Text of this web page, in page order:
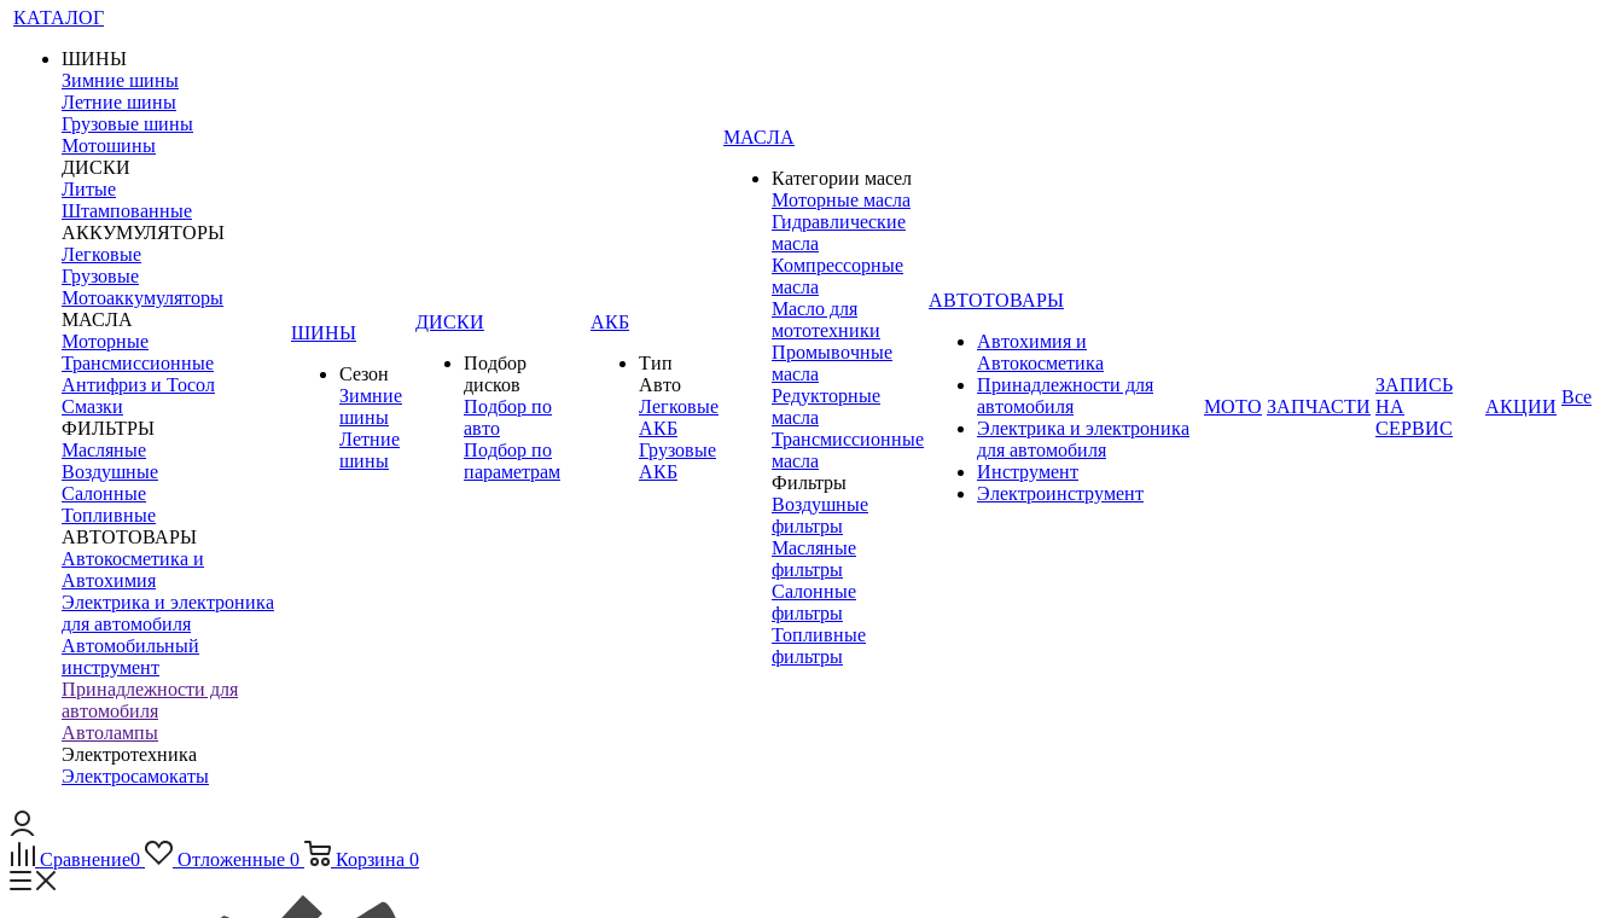
КАТАЛОГ
ШИНЫ
Зимние шины
Летние шины
Грузовые шины
Мотошины
ДИСКИ
Литые
Штампованные
АККУМУЛЯТОРЫ
Легковые
Грузовые
Мотоаккумуляторы
МАСЛА
Моторные
Трансмиссионные
Антифриз и Тосол
Смазки
ФИЛЬТРЫ
Масляные
Воздушные
Салонные
Топливные
АВТОТОВАРЫ
Автокосметика и
Автохимия
Электрика и электроника
для автомобиля
Автомобильный
инструмент
Принадлежности для
автомобиля
Автолампы
Электротехника
Электросамокаты
ШИНЫ
Сезон
Зимние
шины
Летние
шины
ДИСКИ
Подбор
дисков
Подбор по
авто
Подбор по
параметрам
АКБ
Тип
Авто
Легковые
АКБ
Грузовые
АКБ
МАСЛА
Категории масел
Моторные масла
Гидравлические
масла
Компрессорные
масла
Масло для
мототехники
Промывочные
масла
Редукторные
масла
Трансмиссионные
масла
Фильтры
Воздушные
фильтры
Масляные
фильтры
Салонные
фильтры
Топливные
фильтры
АВТОТОВАРЫ
Автохимия и
Автокосметика
Принадлежности для
автомобиля
Электрика и электроника
для автомобиля
Инструмент
Электроинструмент
МОТО ЗАПЧАСТИ
ЗАПИСЬ
НА
СЕРВИС
АКЦИИ Все
Сравнение0 Отложенные 0 Корзина 0